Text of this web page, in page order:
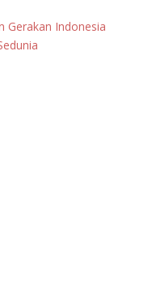
Gerakan Indonesia